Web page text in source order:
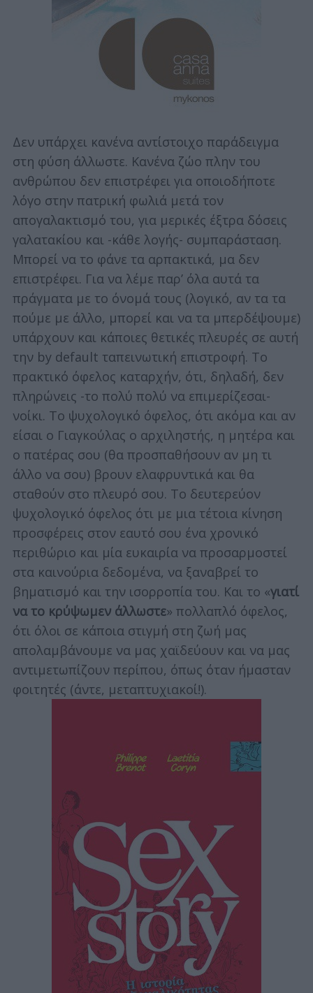
Δεν υπάρχει κανένα αντίστοιχο παράδειγμα
στη φύση άλλωστε. Κανένα ζώο πλην του
ανθρώπου δεν επιστρέφει για οποιοδήποτε
λόγο στην πατρική φωλιά μετά τον
απογαλακτισμό του, για μερικές έξτρα δόσεις
γαλατακίου και -κάθε λογής- συμπαράσταση.
Μπορεί να το φάνε τα αρπακτικά, μα δεν
επιστρέφει. Για να λέμε παρ’ όλα αυτά τα
πράγματα με το όνομά τους (λογικό, αν τα τα
πούμε με άλλο, μπορεί και να τα μπερδέψουμε)
υπάρχουν και κάποιες θετικές πλευρές σε αυτή
την by default ταπεινωτική επιστροφή. Το
πρακτικό όφελος καταρχήν, ότι, δηλαδή, δεν
πληρώνεις -το πολύ πολύ να επιμερίζεσαι-
νοίκι. Το ψυχολογικό όφελος, ότι ακόμα και αν
είσαι ο Γιαγκούλας ο αρχιληστής, η μητέρα και
ο πατέρας σου (θα προσπαθήσουν αν μη τι
άλλο να σου) βρουν ελαφρυντικά και θα
σταθούν στο πλευρό σου. Το δευτερεύον
ψυχολογικό όφελος ότι με μια τέτοια κίνηση
προσφέρεις στον εαυτό σου ένα χρονικό
περιθώριο και μία ευκαιρία να προσαρμοστεί
στα καινούρια δεδομένα, να ξαναβρεί το
βηματισμό και την ισορροπία του. Και το «γιατί
να το κρύψωμεν άλλωστε» πολλαπλό όφελος,
ότι όλοι σε κάποια στιγμή στη ζωή μας
απολαμβάνουμε να μας χαϊδεύουν και να μας
αντιμετωπίζουν περίπου, όπως όταν ήμασταν
φοιτητές (άντε, μεταπτυχιακοί!).